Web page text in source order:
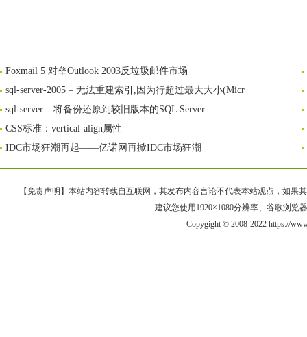
Foxmail 5 对垒Outlook 2003反垃圾邮件市场
sql-server-2005 – 无法重建索引,因为行超过最大大小(Micr
sql-server – 将备份还原到较旧版本的SQL Server
CSS标准：vertical-align属性
IDC市场狂潮再起——亿诺网再掀IDC市场狂潮
【免责声明】本站内容转载自互联网，其发布内容言论不代表本站观点，如果
建议您使用1920×1080分辨率、谷歌浏览
Copygight © 2008-2022 https://